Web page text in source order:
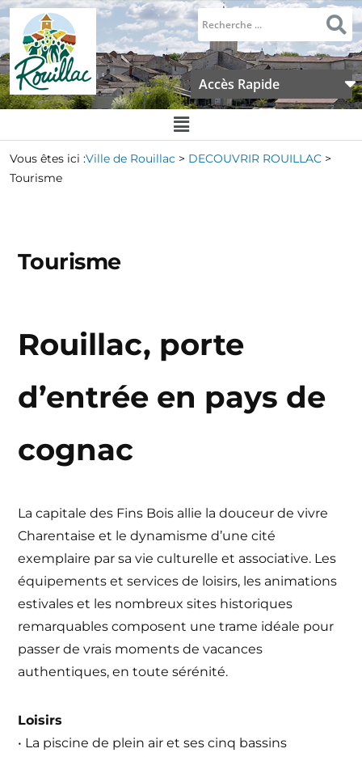
Accès Rapide
Vous êtes ici :Ville de Rouillac > DECOUVRIR ROUILLAC >
Tourisme
Tourisme
Rouillac, porte
d’entrée en pays de
cognac
La capitale des Fins Bois allie la douceur de vivre
Charentaise et le dynamisme d’une cité
exemplaire par sa vie culturelle et associative. Les
équipements et services de loisirs, les animations
estivales et les nombreux sites historiques
remarquables composent une trame idéale pour
passer de vrais moments de vacances
authentiques, en toute sérénité.
Loisirs
• La piscine de plein air et ses cinq bassins